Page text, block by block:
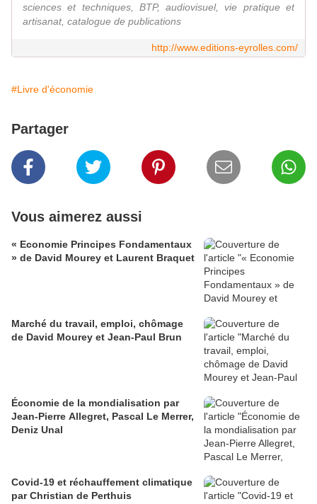
sciences et techniques, BTP, audiovisuel, vie pratique et
artisanat, catalogue de publications
http://www.editions-eyrolles.com/
#Livre d'économie
Partager
Vous aimerez aussi
« Economie Principes Fondamentaux
» de David Mourey et Laurent Braquet
Marché du travail, emploi, chômage
de David Mourey et Jean-Paul Brun
Économie de la mondialisation par
Jean-Pierre Allegret, Pascal Le Merrer,
Deniz Unal
Covid-19 et réchauffement climatique
par Christian de Perthuis